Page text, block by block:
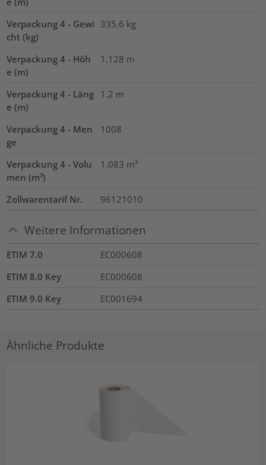
Verpackung 4 - Gewi
cht (kg)
335.6 kg
Verpackung 4 - Höh
e (m)
1.128 m
Verpackung 4 - Läng
e (m)
1.2 m
Verpackung 4 - Men
ge
1008
Verpackung 4 - Volu
men (m³)
1.083 m³
Zollwarentarif Nr. 96121010
Weitere Informationen
ETIM 7.0
EC000608
ETIM 8.0 Key
EC000608
ETIM 9.0 Key
EC001694
Ähnliche Produkte